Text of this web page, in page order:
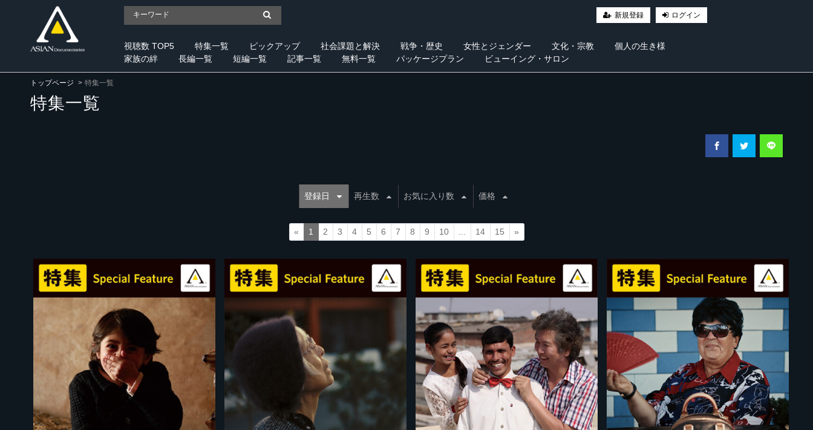
新規登録 ログイン
視聴数 TOP5 特集一覧 ピックアップ 社会課題と解決 戦争・歴史 女性とジェンダー 文化・宗教
個人の生き様
家族の絆
長編一覧 短編一覧 記事一覧 無料一覧 パッケージプラン ビューイング・サロン
トップページ 特集一覧
特集一覧
登録日 再生数 お気に入り数 価格
« 1 2 3 4 5 6 7 8 9 10 14 15 »